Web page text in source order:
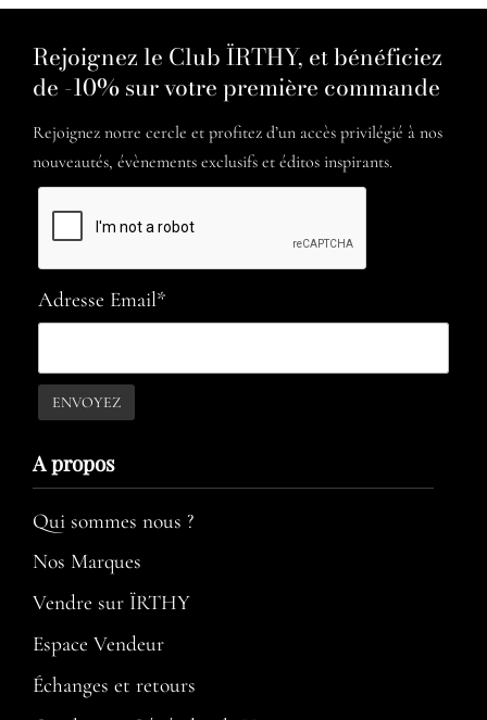
Rejoignez le Club ÏRTHY, et bénéficiez
de -10% sur votre première commande
Rejoignez notre cercle et profitez d’un accès privilégié à nos
nouveautés, évènements exclusifs et éditos inspirants.
Adresse Email*
A propos​
Qui sommes nous ?
Nos Marques
Vendre sur ÏRTHY
Espace Vendeur
Échanges et retours